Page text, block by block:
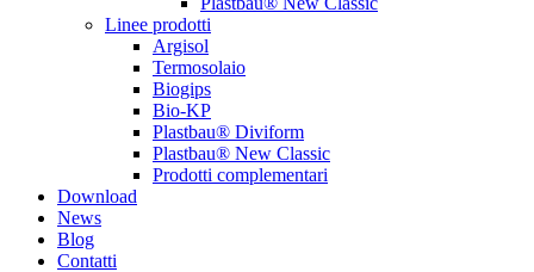
Linee prodotti
Argisol
Termosolaio
Biogips
Bio-KP
Plastbau® Diviform
Plastbau® New Classic
Prodotti complementari
Download
News
Blog
Contatti